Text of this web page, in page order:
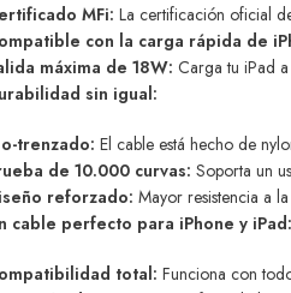
MFi: La certificación oficial
con la carga rápida de
máxima de 18W: Carga tu iPad
sin igual:
trenzado: El cable está hecho de
de 10.000 curvas: Soporta un
reforzado: Mayor resistencia a
cable perfecto para iPhone y iPad:
total: Funciona con